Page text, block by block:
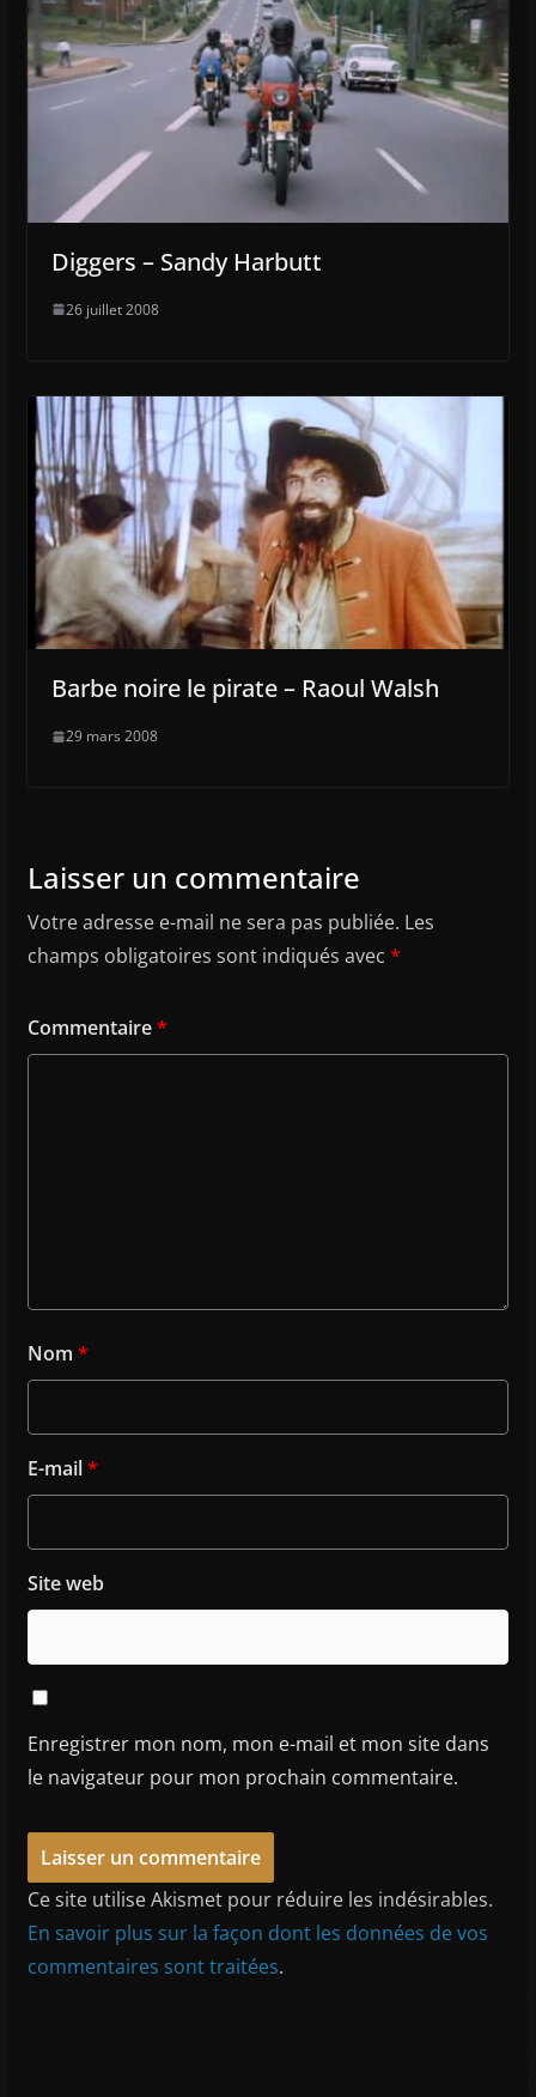
Diggers – Sandy Harbutt
26 juillet 2008
Barbe noire le pirate – Raoul Walsh
29 mars 2008
Laisser un commentaire
Votre adresse e-mail ne sera pas publiée. Les
champs obligatoires sont indiqués avec *
Commentaire*
Nom *
E-mail*
Site web
Enregistrer mon nom, mon e-mail et mon site dans
le navigateur pour mon prochain commentaire.
Ce site utilise Akismet pour réduire les indésirables.
En savoir plus sur la façon dont les données de vos
commentaires sont traitées.